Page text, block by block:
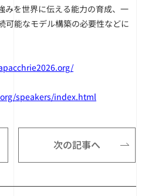
みを世界に伝える能力の育成、一
可能なモデル構築の必要性などに
speakers/index.html
次の記事へ